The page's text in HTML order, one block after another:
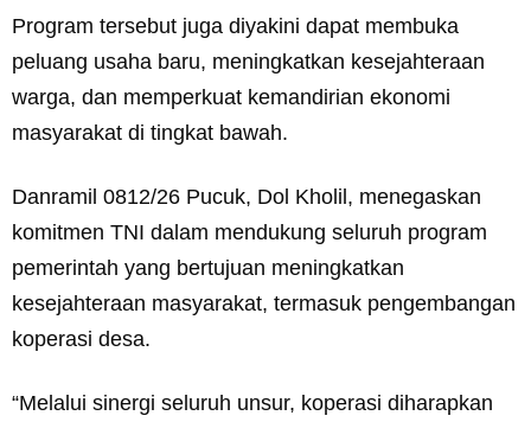
Program tersebut juga diyakini dapat membuka
peluang usaha baru, meningkatkan kesejahteraan
warga, dan memperkuat kemandirian ekonomi
masyarakat di tingkat bawah.
Danramil 0812/26 Pucuk, Dol Kholil, menegaskan
komitmen TNI dalam mendukung seluruh program
pemerintah yang bertujuan meningkatkan
kesejahteraan masyarakat, termasuk pengembangan
koperasi desa.
“Melalui sinergi seluruh unsur, koperasi diharapkan